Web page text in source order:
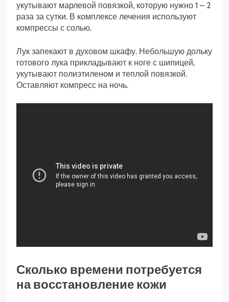
укутывают марлевой повязкой, которую нужно 1 – 2
раза за сутки. В комплексе лечения используют
компрессы с солью.
Лук запекают в духовом шкафу. Небольшую дольку
готового лука прикладывают к ноге с шипицей,
укутывают полиэтиленом и теплой повязкой.
Оставляют компресс на ночь.
Сколько времени потребуется
на восстановление кожи